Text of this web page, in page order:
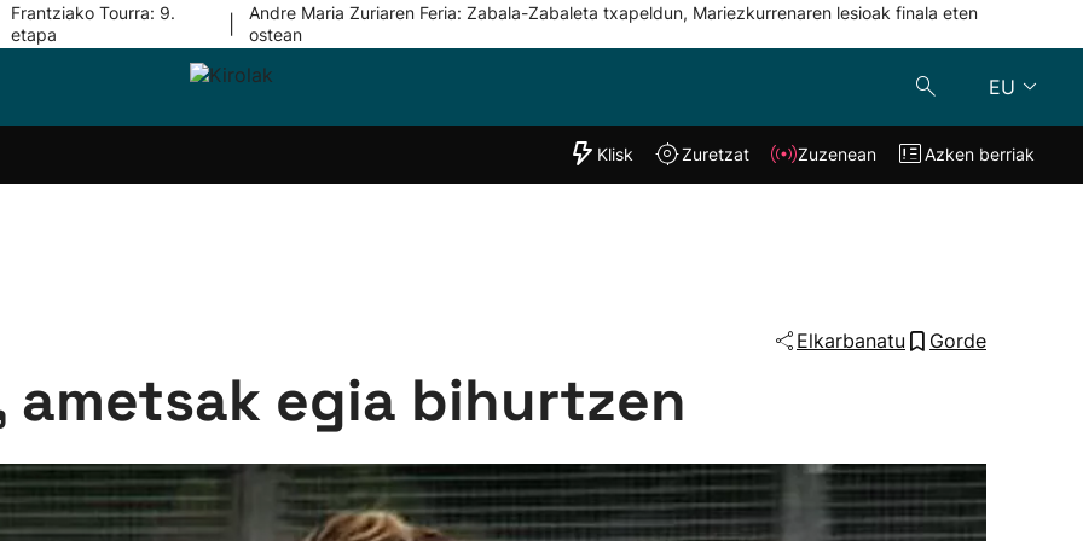
Frantziako Tourra: 9.
etapa
Andre Maria Zuriaren Feria: Zabala-Zabaleta txapeldun, Mariezkurrenaren lesioak finala eten
ostean
EU
Taldeak
"Helmuga"
Klisk Zuzenean
Klisk Zuretzat Zuzenean Azken berriak
Elkarbanatu Gorde
ametsak egia bihurtzen